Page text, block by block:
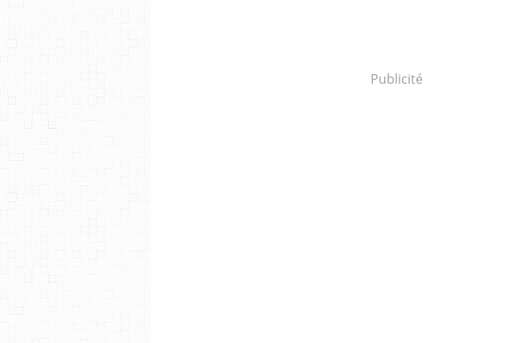
Publicité